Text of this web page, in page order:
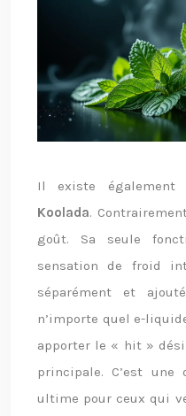
Il existe
Koolada.
goût. Sa seule
sensation de froid
séparément et
n’importe quel e-
apporter le « hit »
principale. C’est une
ultime pour ceux qui